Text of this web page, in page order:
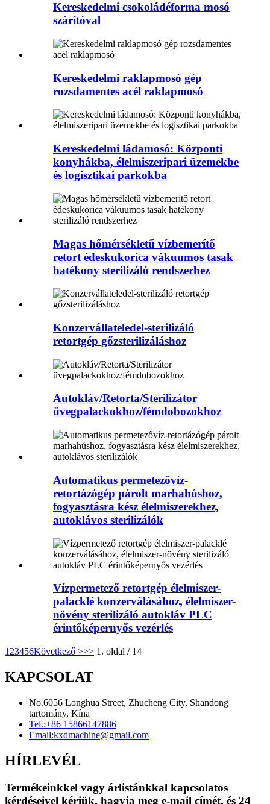
Kereskedelmi csokoládéforma mosó
szárítóval
Kereskedelmi raklapmosó gép
rozsdamentes acél raklapmosó
Kereskedelmi ládamosó: Központi
konyhákba, élelmiszeripari üzemekbe
és logisztikai parkokba
Magas hőmérsékletű vízbemerítő
retort édeskukorica vákuumos tasak
hatékony sterilizáló rendszerhez
Konzervállateledel-sterilizáló
retortgép gőzsterilizáláshoz
Autokláv/Retorta/Sterilizátor
üvegpalackokhoz/fémdobozokhoz
Automatikus permetezővíz-
retortázógép párolt marhahúshoz,
fogyasztásra kész élelmiszerekhez,
autoklávos sterilizálók
Vízpermetező retortgép élelmiszer-
palacklé konzerválásához, élelmiszer-
növény sterilizáló autokláv PLC
érintőképernyős vezérlés
1 23456Következő >>> 1. oldal / 14
KAPCSOLAT
No.6056 Longhua Street, Zhucheng City, Shandong
tartomány, Kína
Tel.:+86 15866147886
Email:kxdmachine@gmail.com
HÍRLEVÉL
Termékeinkkel vagy árlistánkkal kapcsolatos
kérdéseivel kérjük, hagyja meg e-mail címét, és 24